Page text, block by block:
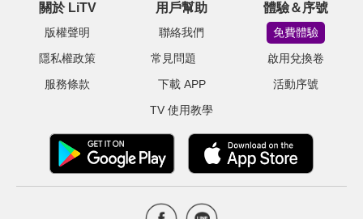
關於 LiTV
版權聲明
隱私權政策
服務條款
用戶幫助
聯絡我們
常見問題
下載 APP
TV 使用教學
體驗＆序號
免費體驗
啟用兌換卷
活動序號